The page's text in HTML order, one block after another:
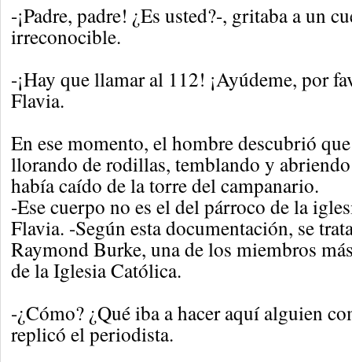
-¡Padre, padre! ¿Es usted?-, gritaba a un
irreconocible.
-¡Hay que llamar al 112! ¡Ayúdeme, por
Flavia.
En ese momento, el hombre descubrió
llorando de rodillas, temblando y
había caído de la torre del campanario.
-Ese cuerpo no es el del párroco de la
Flavia. -Según esta documentación, se
Raymond Burke, una de los miembros
de la Iglesia Católica.
-¿Cómo? ¿Qué iba a hacer aquí alguien
replicó el periodista.